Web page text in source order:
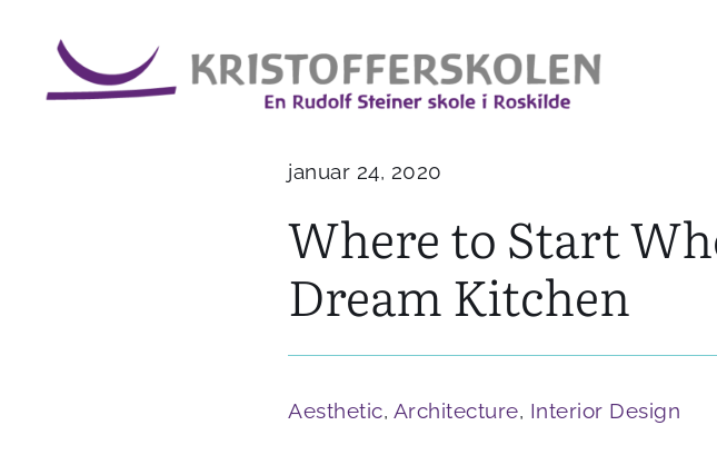
content
januar 24, 2020
Where to Start
Dream Kitchen
Aesthetic, Architecture, Interior Design